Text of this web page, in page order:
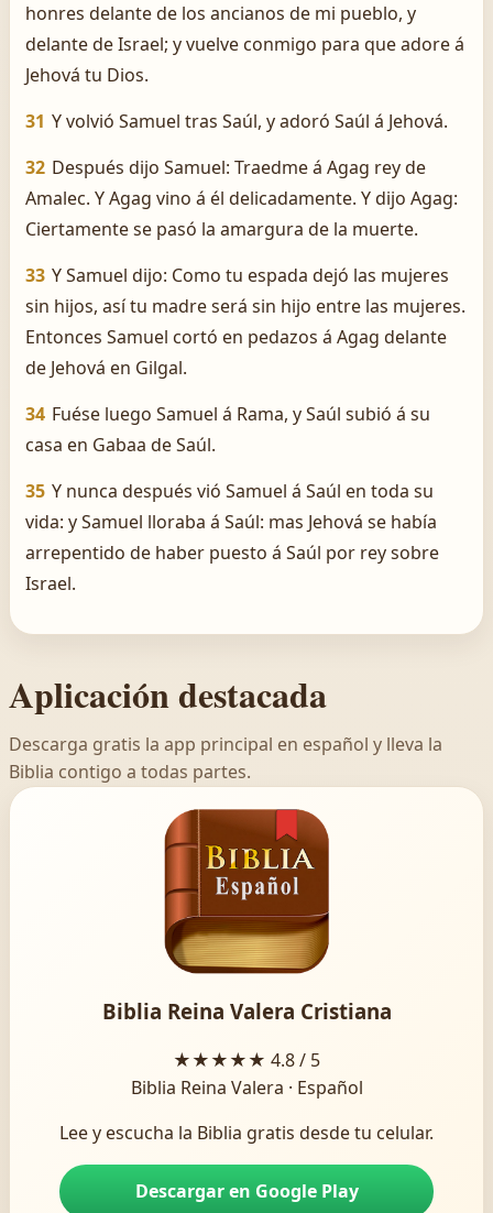
honres delante de los ancianos de mi pueblo, y
delante de Israel; y vuelve conmigo para que adore á
Jehová tu Dios.
31 Y volvió Samuel tras Saúl, y adoró Saúl á Jehová.
32 Después dijo Samuel: Traedme á Agag rey de
Amalec. Y Agag vino á él delicadamente. Y dijo Agag:
Ciertamente se pasó la amargura de la muerte.
33 Y Samuel dijo: Como tu espada dejó las mujeres
sin hijos, así tu madre será sin hijo entre las mujeres.
Entonces Samuel cortó en pedazos á Agag delante
de Jehová en Gilgal.
34 Fuése luego Samuel á Rama, y Saúl subió á su
casa en Gabaa de Saúl.
35 Y nunca después vió Samuel á Saúl en toda su
vida: y Samuel lloraba á Saúl: mas Jehová se había
arrepentido de haber puesto á Saúl por rey sobre
Israel.
Aplicación destacada
Descarga gratis la app principal en español y lleva la
Biblia contigo a todas partes.
Biblia Reina Valera Cristiana
★★★★★ 4.8 / 5
Biblia Reina Valera · Español
Lee y escucha la Biblia gratis desde tu celular.
Descargar en Google Play